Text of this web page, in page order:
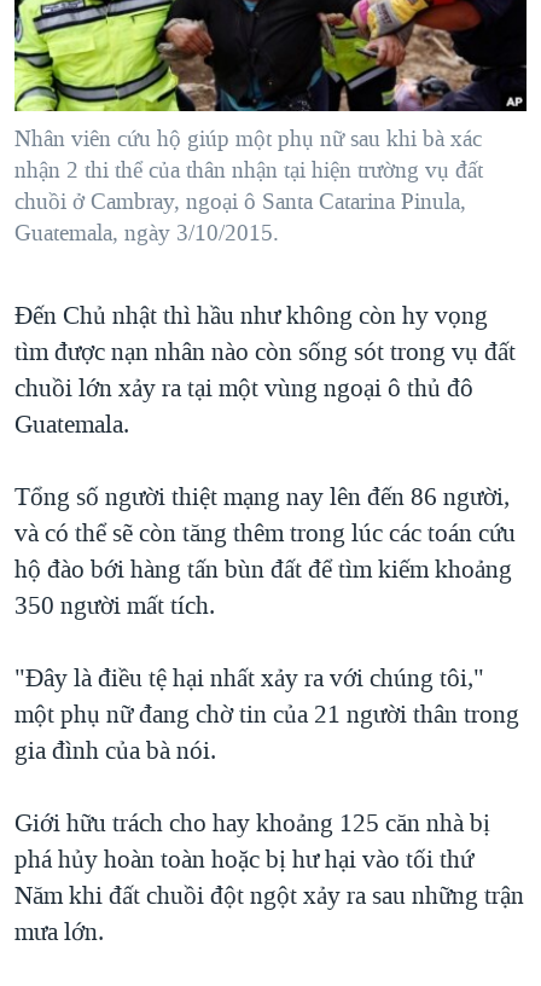
"Tìm"NGƯỜI VIỆT HẢI NGOẠI
ĐỜI SỐNG
KINH TẾ
SỨC KHOẺ
VĂN HOÁ
GIÁO DỤC
TẠI
HÀNH TRÌNH BẦU CỬ 2024
MỘT NĂM CHIẾN TRANH TẠI DẢI GAZA
GIẢI MÃ VÀNH ĐAI & CON ĐƯỜNG
NGÀY TỊ NẠN THẾ GIỚI
TRỊNH VĨNH BÌNH - NGƯỜI HẠ 'BÊN THẮNG CUỘC'
CHI PHÍ CHIẾN TRANH AFGHANISTAN
CÁC GIÁ TRỊ CỘNG HÒA Ở VIỆT NAM
THƯỢNG ĐỈNH TRUMP-KIM TẠI VIỆT NAM
NGƯ DÂN VIỆT VÀ LÀN SÓNG TRỘM HẢI SÂM
BÊN KIA QUỐC LỘ: TIẾNG VỌNG TỪ NÔNG THÔN MỸ
QUAN HỆ VIỆT MỸ
VIDEO
NGHE
MẠNG XÃ HỘI
Ngôn ngữ khác
Nhân viên cứu hộ giúp một phụ nữ sau khi bà xác
nhận 2 thi thể của thân nhận tại hiện trường vụ đất
chuồi ở Cambray, ngoại ô Santa Catarina Pinula,
Guatemala, ngày 3/10/2015.
Đến Chủ nhật thì hầu như không còn hy vọng
tìm được nạn nhân nào còn sống sót trong vụ đất
chuồi lớn xảy ra tại một vùng ngoại ô thủ đô
Guatemala.
Tổng số người thiệt mạng nay lên đến 86 người,
và có thể sẽ còn tăng thêm trong lúc các toán cứu
hộ đào bới hàng tấn bùn đất để tìm kiếm khoảng
350 người mất tích.
"Đây là điều tệ hại nhất xảy ra với chúng tôi,"
một phụ nữ đang chờ tin của 21 người thân trong
gia đình của bà nói.
Giới hữu trách cho hay khoảng 125 căn nhà bị
phá hủy hoàn toàn hoặc bị hư hại vào tối thứ
Năm khi đất chuồi đột ngột xảy ra sau những trận
mưa lớn.